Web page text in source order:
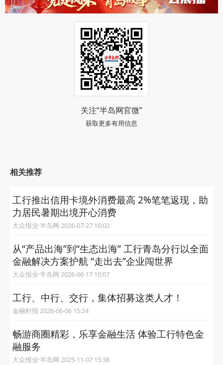
关注“半岛网官微”
获取更多有用信息
相关推荐
工行推出信用卡境外消费最高 2%笔笔返现，助
力居民暑期出境开心消费
大众报业·半岛网 2026-07-27 16:02
从“产品出海”到“生态出海” 工行青岛分行以全面
金融解决方案护航 “走出去”企业闯世界
大众报业·半岛网 2026-06-17 10:07
工行、中行、交行，集体招募这类人才！
金融时报 2026-06-06 15:24
畅游商圈精彩，乐享金融生活 体验工行特色金
融服务
大众报业·半岛网 2025-11-07 15:38